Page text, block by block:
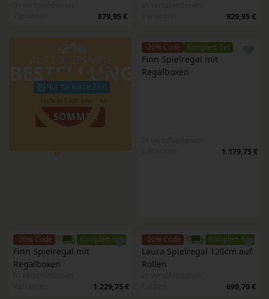
879,95 € 929,95 €
BESTELLUNG
Nur für kurze Zeit!
SOMMER
-20% Code Komplett-Set
Finn Spielregal mit
Regalboxen
1.179,75 €
-20% Code Komplett-Set
Finn Spielregal mit
Regalboxen
1.229,75 €
-20% Code Komplett-Set
Laura Spielregal 120cm auf
Rollen
699,70 €